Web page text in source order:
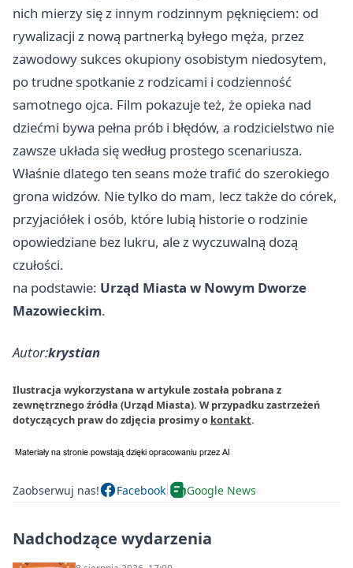
nich mierzy się z innym rodzinnym pęknięciem: od
rywalizacji z nową partnerką byłego męża, przez
zawodowy sukces okupiony osobistym niedosytem,
po trudne spotkanie z rodzicami i codzienność
samotnego ojca. Film pokazuje też, że opieka nad
dziećmi bywa pełna prób i błędów, a rodzicielstwo nie
zawsze układa się według prostego scenariusza.
Właśnie dlatego ten seans może trafić do szerokiego
grona widzów. Nie tylko do mam, lecz także do córek,
przyjaciółek i osób, które lubią historie o rodzinie
opowiedziane bez lukru, ale z wyczuwalną dozą
czułości.
na podstawie: Urząd Miasta w Nowym Dworze
Mazowieckim.
Autor:krystian
Ilustracja wykorzystana w artykule została pobrana z
zewnętrznego źródła (Urząd Miasta). W przypadku zastrzeżeń
dotyczących praw do zdjęcia prosimy o kontakt.
Zaobserwuj nas! Facebook Google News
Nadchodzące wydarzenia